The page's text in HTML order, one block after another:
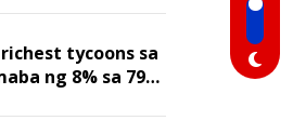
tycoons sa
ng 8% sa 79